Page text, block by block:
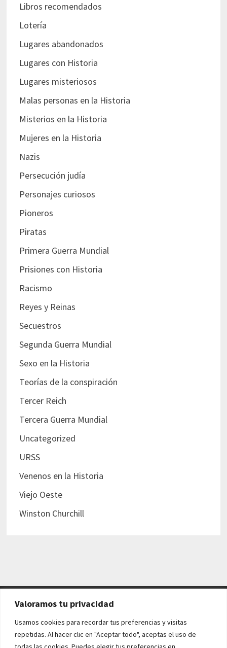
Valoramos tu privacidad
Usamos cookies para recordar tus preferencias y visitas
repetidas. Al hacer clic en "Aceptar todo", aceptas el uso de
Libros recomendados
Lotería
Lugares abandonados
Lugares con Historia
Lugares misteriosos
Malas personas en la Historia
Misterios en la Historia
Mujeres en la Historia
Nazis
Persecución judía
Personajes curiosos
Pioneros
Piratas
Primera Guerra Mundial
Prisiones con Historia
Racismo
Reyes y Reinas
Secuestros
Segunda Guerra Mundial
Sexo en la Historia
Teorías de la conspiración
Tercer Reich
Tercera Guerra Mundial
Uncategorized
URSS
Venenos en la Historia
Viejo Oeste
Winston Churchill
AVISO LEGAL Y POLÍTICAS
Aviso legal